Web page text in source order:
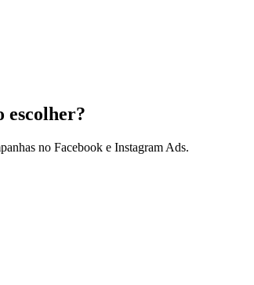
escolher?
no Facebook e Instagram Ads.